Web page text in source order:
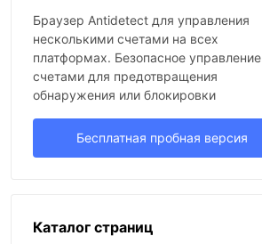
Браузер Antidetect для управления
несколькими счетами на всех
платформах. Безопасное управление
счетами для предотвращения
обнаружения или блокировки
Бесплатная пробная версия
Каталог страниц